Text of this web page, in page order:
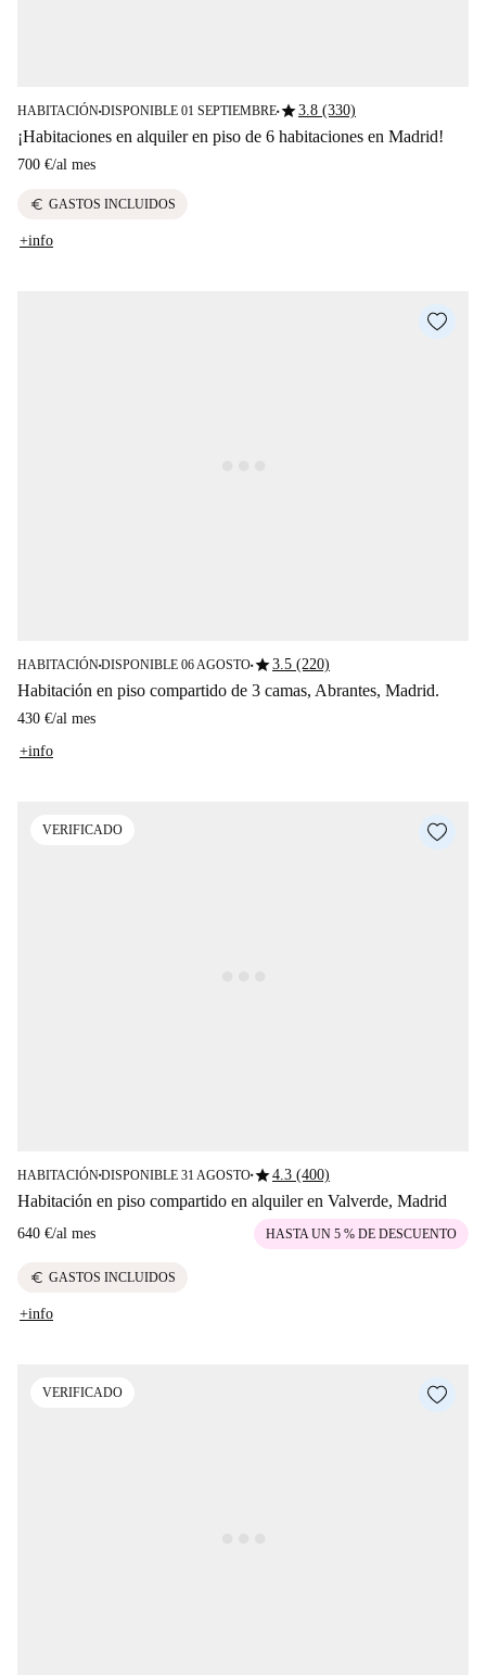
HABITACIÓN■DISPONIBLE 01 SEPTIEMBRE■star3.8 (330)
¡Habitaciones en alquiler en piso de 6 habitaciones en Madrid!
700 €/al mes
euro GASTOS INCLUIDOS
+info
HABITACIÓN■DISPONIBLE 06 AGOSTO■star3.5 (220)
Habitación en piso compartido de 3 camas, Abrantes, Madrid.
430 €/al mes
+info
VERIFICADO
HABITACIÓN■DISPONIBLE 31 AGOSTO■star4.3 (400)
Habitación en piso compartido en alquiler en Valverde, Madrid
640 €/al mes HASTA UN 5 % DE DESCUENTO
euro GASTOS INCLUIDOS
+info
VERIFICADO